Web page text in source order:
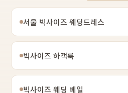
서울 빅사이즈 웨딩드레스
빅사이즈 하객룩
빅사이즈 웨딩 베일